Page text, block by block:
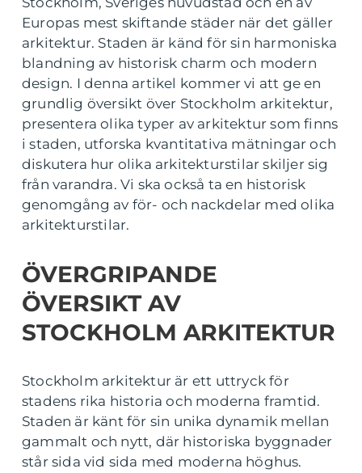
Europas mest skiftande städer när det gäller
arkitektur. Staden är känd för sin harmoniska
blandning av historisk charm och modern
design. I denna artikel kommer vi att ge en
grundlig översikt över Stockholm arkitektur,
presentera olika typer av arkitektur som finns
i staden, utforska kvantitativa mätningar och
diskutera hur olika arkitekturstilar skiljer sig
från varandra. Vi ska också ta en historisk
genomgång av för- och nackdelar med olika
arkitekturstilar.
ÖVERGRIPANDE
ÖVERSIKT AV
STOCKHOLM ARKITEKTUR
Stockholm arkitektur är ett uttryck för
stadens rika historia och moderna framtid.
Staden är känt för sin unika dynamik mellan
gammalt och nytt, där historiska byggnader
står sida vid sida med moderna höghus.